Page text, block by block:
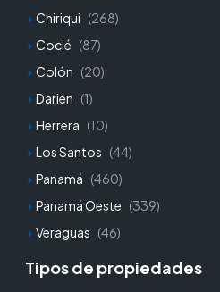
Chiriqui (268)
Coclé (87)
Colón (20)
Darien (1)
Herrera (10)
Los Santos (44)
Panamá (460)
Panamá Oeste (339)
Veraguas (46)
Tipos de propiedades